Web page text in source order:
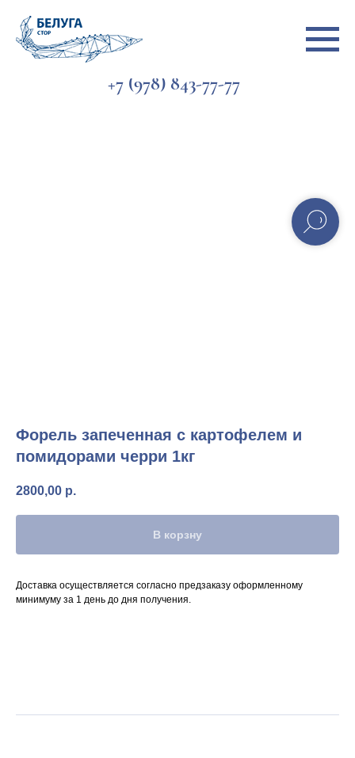
+7 (978) 843-77-77
Форель запеченная с картофелем и
помидорами черри 1кг
2800,00 р.
В корзну
Доставка осуществляется согласно предзаказу оформленному
минимуму за 1 день до дня получения.